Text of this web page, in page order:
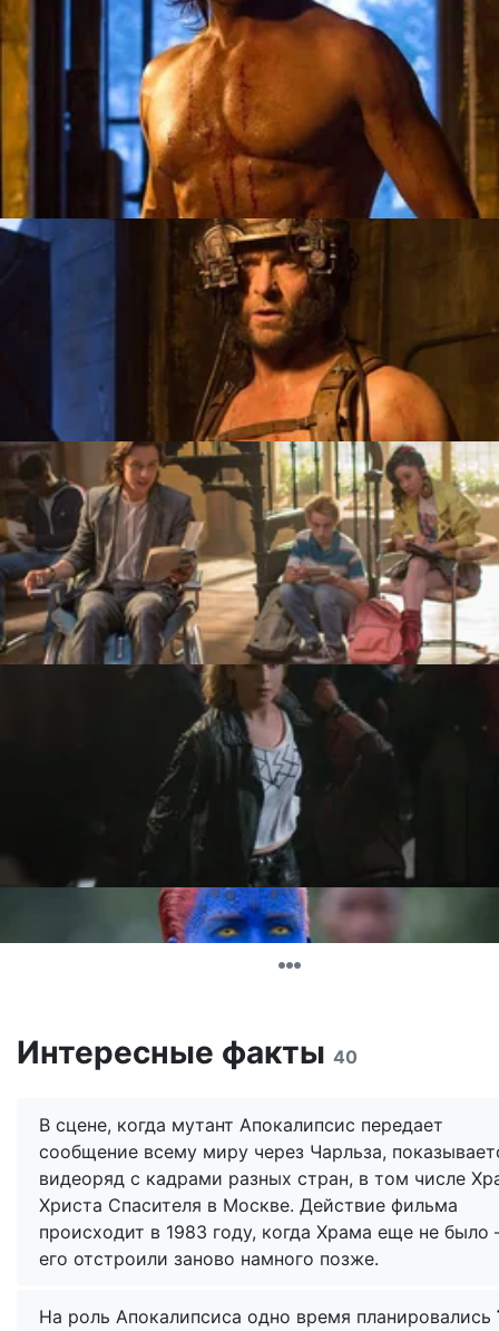
Интересные факты 40
В сцене, когда мутант Апокалипсис передает
сообщение всему миру через Чарльза,
видеоряд с кадрами разных стран, в том числе
Христа Спасителя в Москве. Действие фильма
происходит в 1983 году, когда Храма еще не
его отстроили заново намного позже.
На роль Апокалипсиса одно время планировались